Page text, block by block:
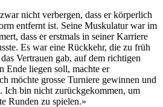
nicht verbergen, dass er körperlich
entfernt ist. Seine Muskulatur war im
dass er erstmals in seiner Karriere
Es war eine Rückkehr, die zu früh
Vertrauen gab, auf dem richtigen
Ende liegen soll, machte er
möchte grosse Turniere gewinnen und
Ich bin nicht zurückgekommen, um
Runden zu spielen.»